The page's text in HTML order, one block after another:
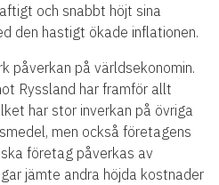
och snabbt höjt sina
den hastigt ökade inflationen.
påverkan på världsekonomin.
Ryssland har framför allt
har stor inverkan på övriga
men också företagens
företag påverkas av
jämte andra höjda kostnader